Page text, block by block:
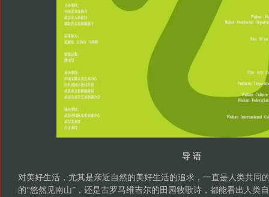
导 语
对美好生活，尤其是亲近自然的美好生活的追求，一直是人类共同
的“悠然见南山”，还是古罗马维吉尔的田园牧歌诗，都能看出人类